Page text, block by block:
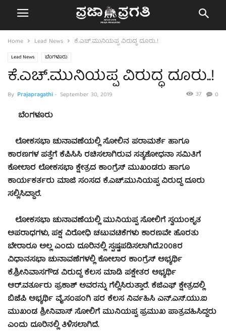
Home Lead News ಕೆ.ಎಚ್.ಮುನಿಯಪ್ಪ ವಿರುದ್ಧ ದೂರು..!
Lead News ಬೆಂಗಳೂರು
ಕೆ.ಎಚ್.ಮುನಿಯಪ್ಪ ವಿರುದ್ಧ ದೂರು..!
By Prajapragathi- September 30, 2019 0
37
ಬೆಂಗಳೂರು
ಲೋಕಸಭಾ ಚುನಾವಣೆಯಲ್ಲಿ ಸೋಲಿನ ಪರಾಮರ್ಶೆ ಹಾಗೂ
ಕಾರಣಗಳ ಪತ್ತೆಗೆ ಕೆಪಿಸಿಸಿ ರಚಿಸಲಾಗಿರುವ ಸತ್ಯಶೋಧನಾ ಸಮಿತಿಗೆ
ಕೋಲಾರ ಲೋಕಸಭಾ ಕ್ಷೇತ್ರದ ಕಾಂಗ್ರೆಸ್ ಮುಖಂಡರು ಹಾಗೂ
ಕಾರ್ಯಕರ್ತರು ಮಾಜಿ ಸಂಸದ ಕೆ.ಎಚ್.ಮುನಿಯಪ್ಪ ವಿರುದ್ಧ ದೂರು
ಸಲ್ಲಿಸಿದ್ದಾರೆ.
ಲೋಕಸಭಾ ಚುನಾವಣೆಯಲ್ಲಿ ಮುನಿಯಪ್ಪ ಸೋಲಿಗೆ ಸ್ವಯಂಕೃತ
ಅಪರಾಧಗಳು, ಪಕ್ಷ ವಿರೋಧಿ ಚಟುವಟಿಕೆಗಳು ಕಾರಣವೇ ಹೊರತು
ಬೇರಾರೂ ಅಲ್ಲ ಎಂದು ದೂರಿನಲ್ಲಿ ಸ್ಪಷ್ಟಪಡಿಸಲಾಗಿದೆ.2008ರ
ವಿಧಾನಸಭಾ ಚುನಾವಣೆಗಳಲ್ಲಿ ಕೋಲಾರ ಕಾಂಗ್ರೆಸ್ ಅಭ್ಯರ್ಥಿ
ಕೆ.ಶ್ರೀನಿವಾಸಗೌಡ ವಿರುದ್ಧ ಕೆಲಸ ಮಾಡಿ ಪಕ್ಷೇತರ ಅಭ್ಯರ್ಥಿ
ಆರ್.ವರ್ತೂರು ಪ್ರಕಾಶ್ ಅವರನ್ನು ಗೆಲ್ಲಿಸಿರುತ್ತಾರೆ. ಕೆಜಿಎಫ್ ಕ್ಷೇತ್ರದಲ್ಲಿ
ಬಿಜೆಪಿ ಅಭ್ಯರ್ಥಿ ವೈ.ಸಂಪಂಗಿ ಪರ ಕೆಲಸ ನಿರ್ವಹಿಸಿ ಎನ್.ಎಸ್.ಯು.ಐ
ಮುಖಂಡ ಶ್ರೀನಿವಾಸ್ ಸೋಲಿಗೆ ಮುನಿಯಪ್ಪ ಪ್ರಮುಖ ಪಾತ್ರವಹಿಸಿದ್ದರು
ಎಂದು ದೂರಿನಲ್ಲಿ ತಿಳಿಸಲಾಗಿದೆ.